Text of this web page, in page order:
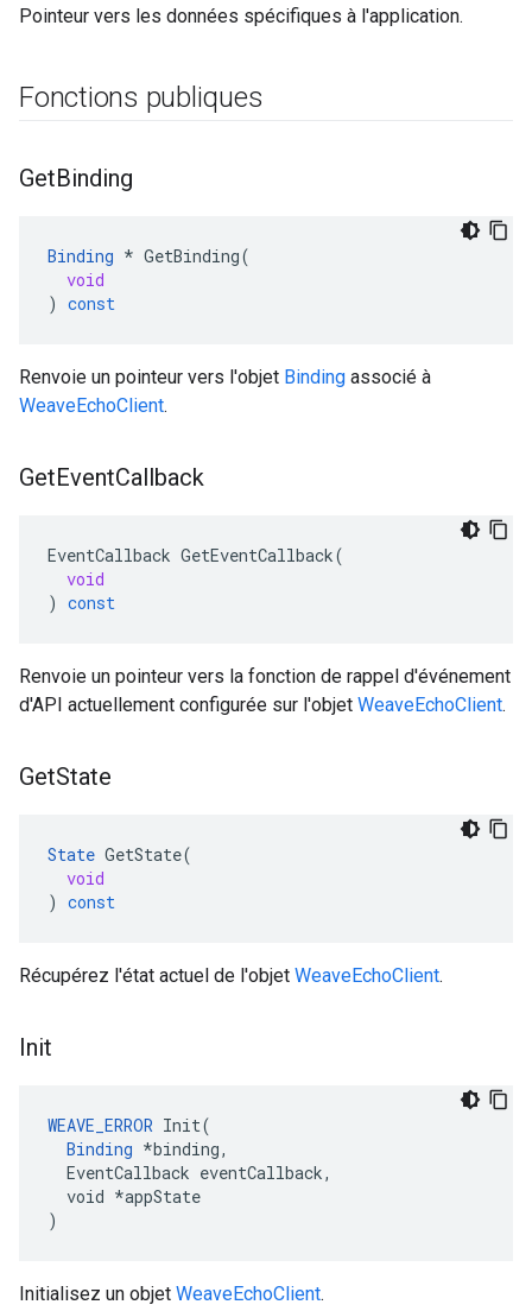
Pointeur vers les données spécifiques à l'application.
Fonctions publiques
GetBinding
Binding * GetBinding(
void
) const
Renvoie un pointeur vers l'objet Binding associé à
WeaveEchoClient.
GetEventCallback
EventCallback GetEventCallback(
void
) const
Renvoie un pointeur vers la fonction de rappel d'événement
d'API actuellement configurée sur l'objet WeaveEchoClient.
GetState
State GetState(
void
) const
Récupérez l'état actuel de l'objet WeaveEchoClient.
Init
WEAVE_ERROR Init(
Binding *binding,
  EventCallback eventCallback,
  void *appState
)
Initialisez un objet WeaveEchoClient.